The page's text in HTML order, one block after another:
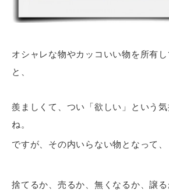
オシャレな物やカッコいい物を所有
と、
羨ましくて、つい「欲しい」という
ね。
ですが、その内いらない物となって、
捨てるか、売るか、無くなるか、譲る